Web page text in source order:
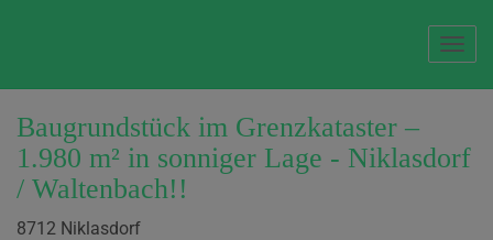
Baugrundstück im Grenzkataster –
1.980 m² in sonniger Lage - Niklasdorf
/ Waltenbach!!
8712 Niklasdorf